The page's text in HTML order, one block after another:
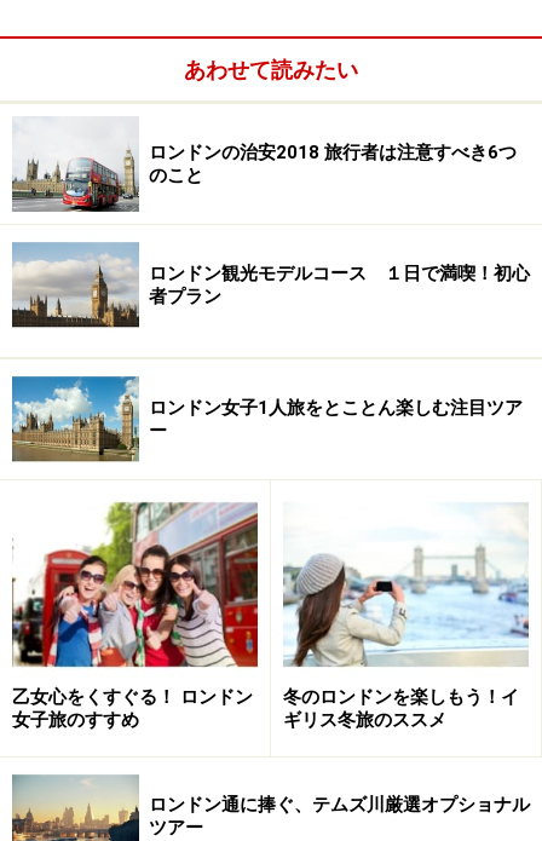
際に支払う渋滞税のこと。2003年に導入されて、2007年
２月には適用範囲が拡大されました。現在は一日あたり
８ポンドになっています。
そして地球温暖化への懸念から、自動車の排気ガス削減
への動きも手伝って、自動車に代わる交通手段として自
転車が注目されはじめているのです。
＞＞ではいよいよ、 次のページ
※記事内容は執筆時点のものです。最新の内容をご確認くださ
い。
※海外を訪れる際には最新情報の入手に努め、「
ホームページ」を確認するなど、安全確保に十分注意を払ってく
次のページへ
あわせて読みたい
ロンドンの治安2018 旅行者は注意すべき6つ
のこと
ロンドン観光モデルコース １日で満喫！初心
者プラン
ロンドン女子1人旅をとことん楽しむ注目ツア
ー
乙女心をくすぐる！ ロンドン
女子旅のすすめ
冬のロンドンを楽しもう！イ
ギリス冬旅のススメ
ロンドン通に捧ぐ、テムズ川厳選オプショナル
ツアー